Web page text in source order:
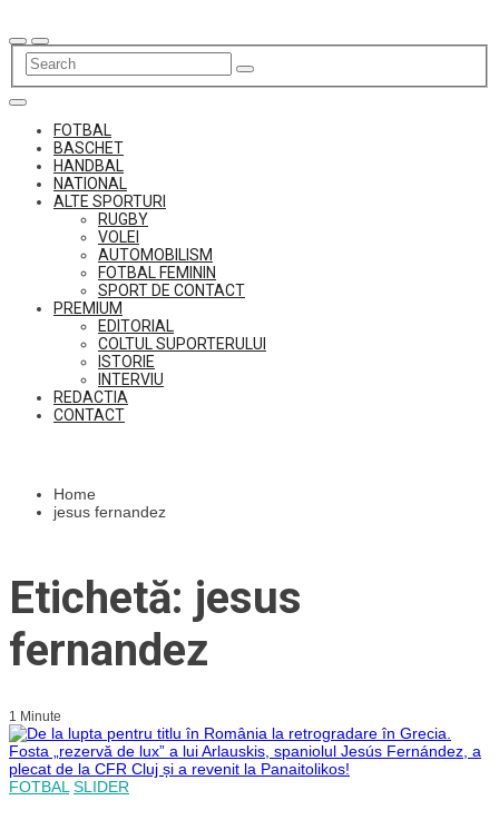
to
content
FOTBAL
BASCHET
HANDBAL
NATIONAL
ALTE SPORTURI
RUGBY
VOLEI
AUTOMOBILISM
FOTBAL FEMININ
SPORT DE CONTACT
PREMIUM
EDITORIAL
COLTUL SUPORTERULUI
ISTORIE
INTERVIU
REDACTIA
CONTACT
Home
jesus fernandez
Etichetă: jesus
fernandez
1 Minute
FOTBAL SLIDER